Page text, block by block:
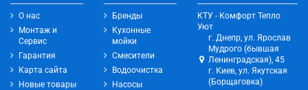
О нас
Монтаж и
Сервис
Гарантия
Карта сайта
Новые товары
Бренды
Кухонные
мойки
Смесители
Водоочистка
Насосы
КТУ - Комфорт Тепло
Уют
г. Днепр, ул. Ярослав
Мудрого (бывшая
Ленинградская), 45
г. Киев, ул. Якутская
(Борщаговка)